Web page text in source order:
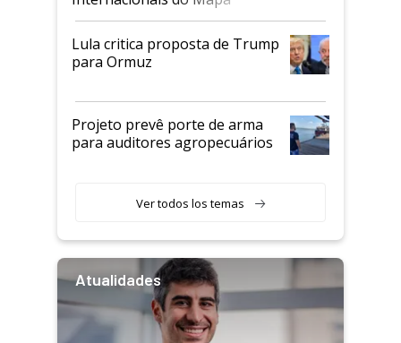
Lula critica proposta de Trump
para Ormuz
Projeto prevê porte de arma
para auditores agropecuários
Ver todos los temas
Atualidades